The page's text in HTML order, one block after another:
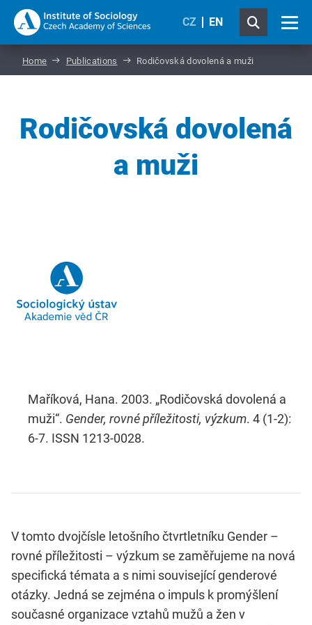
CZ EN
Home Publications Rodičovská dovolená a muži
Rodičovská dovolená
a muži
Maříková, Hana. 2003. „Rodičovská dovolená a
muži“. Gender, rovné příležitosti, výzkum. 4 (1-2):
6-7. ISSN 1213-0028.
V tomto dvojčísle letošního čtvrtletníku Gender –
rovné příležitosti – výzkum se zaměřujeme na nová
specifická témata a s nimi související genderové
otázky. Jedná se zejména o impuls k promýšlení
současné organizace vztahů mužů a žen v